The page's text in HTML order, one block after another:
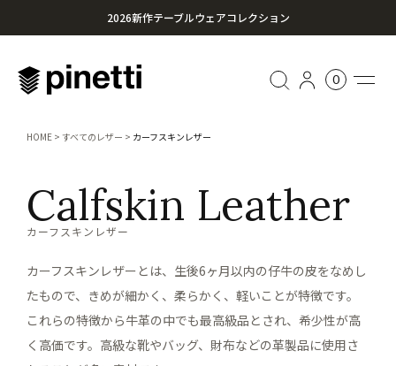
2026新作テーブルウェアコレクション
¥20,000円以上のお買い上げで送料無料
0
HOME すべてのレザー カーフスキンレザー
Calfskin Leather
カーフスキンレザー
カーフスキンレザーとは、生後6ヶ月以内の仔牛の皮をなめし
たもので、きめが細かく、柔らかく、軽いことが特徴です。
これらの特徴から牛革の中でも最高級品とされ、希少性が高
く高価です。高級な靴やバッグ、財布などの革製品に使用さ